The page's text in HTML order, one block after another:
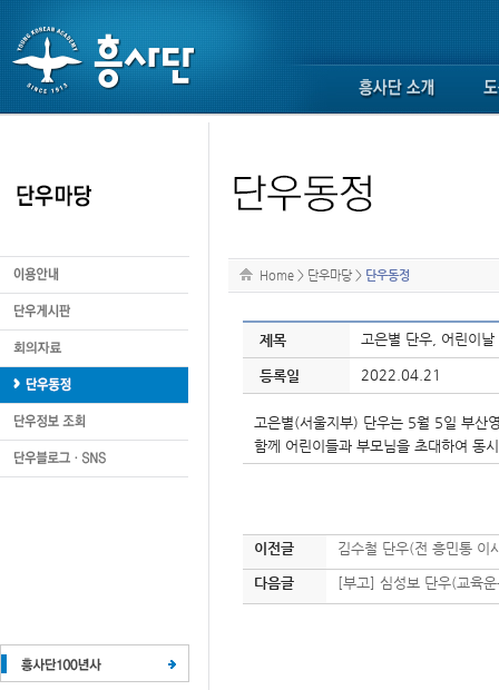
Home > 단우마당 > 단우동정
제목 고은별 단우, 어린이
등록일 2022.04.21
고은별(서울지부) 단우는 5월 5일 부산
함께 어린이들과 부모님을 초대하여 동
이전글 김수철 단우(전 흥민통 이
다음글 [부고] 심성보 단우(교육